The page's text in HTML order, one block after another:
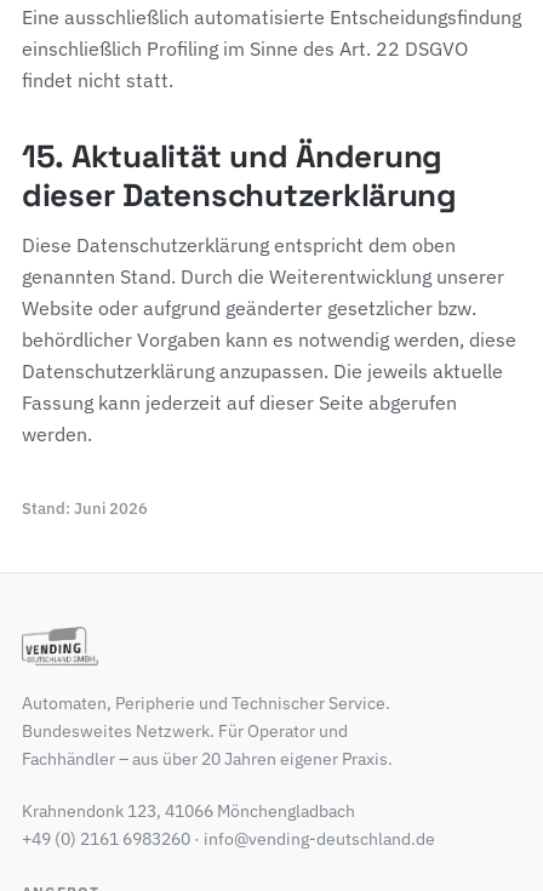
Eine ausschließlich automatisierte Entscheidungsfindung
einschließlich Profiling im Sinne des Art. 22 DSGVO
findet nicht statt.
15. Aktualität und Änderung
dieser Datenschutzerklärung
Diese Datenschutzerklärung entspricht dem oben
genannten Stand. Durch die Weiterentwicklung unserer
Website oder aufgrund geänderter gesetzlicher bzw.
behördlicher Vorgaben kann es notwendig werden, diese
Datenschutzerklärung anzupassen. Die jeweils aktuelle
Fassung kann jederzeit auf dieser Seite abgerufen
werden.
Stand: Juni 2026
Automaten, Peripherie und Technischer Service.
Bundesweites Netzwerk. Für Operator und
Fachhändler – aus über 20 Jahren eigener Praxis.
Krahnendonk 123, 41066 Mönchengladbach
+49 (0) 2161 6983260 · info@vending-deutschland.de